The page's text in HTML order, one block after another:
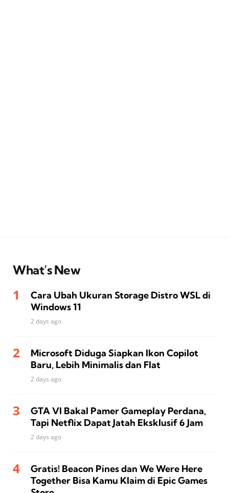
What’s New
Cara Ubah Ukuran Storage Distro WSL di
Windows 11
2 days ago
Microsoft Diduga Siapkan Ikon Copilot
Baru, Lebih Minimalis dan Flat
2 days ago
GTA VI Bakal Pamer Gameplay Perdana,
Tapi Netflix Dapat Jatah Eksklusif 6 Jam
2 days ago
Gratis! Beacon Pines dan We Were Here
Together Bisa Kamu Klaim di Epic Games